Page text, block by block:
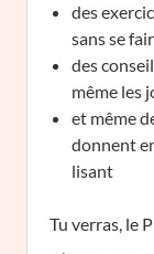
des
sans se
des
même les
et même
donnent
lisant
Tu verras, le